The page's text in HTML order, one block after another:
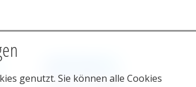
genutzt. Sie können alle Cookies